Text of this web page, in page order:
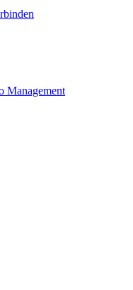
Management